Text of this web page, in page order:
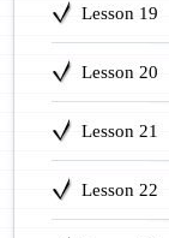
Lesson 19
Lesson 20
Lesson 21
Lesson 22